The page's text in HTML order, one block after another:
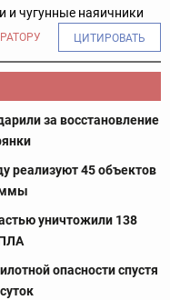
и чугунные наяичники
ЦИТИРОВАТЬ
за восстановление
реализуют 45 объектов
уничтожили 138
опасности спустя